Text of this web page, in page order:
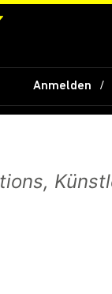
Anmelden